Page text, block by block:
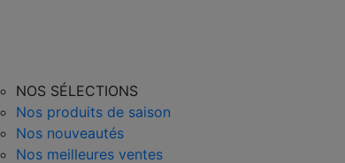
NOS SÉLECTIONS
Nos produits de saison
Nos nouveautés
Nos meilleures ventes